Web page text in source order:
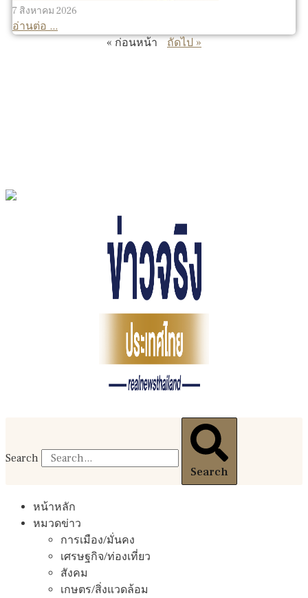
7 สิงหาคม 2026
อ่านต่อ ...
« ก่อนหน้า
ถัดไป »
Search
Search
หน้าหลัก
หมวดข่าว
การเมือง/มั่นคง
เศรษฐกิจ/ท่องเที่ยว
สังคม
เกษตร/สิ่งแวดล้อม